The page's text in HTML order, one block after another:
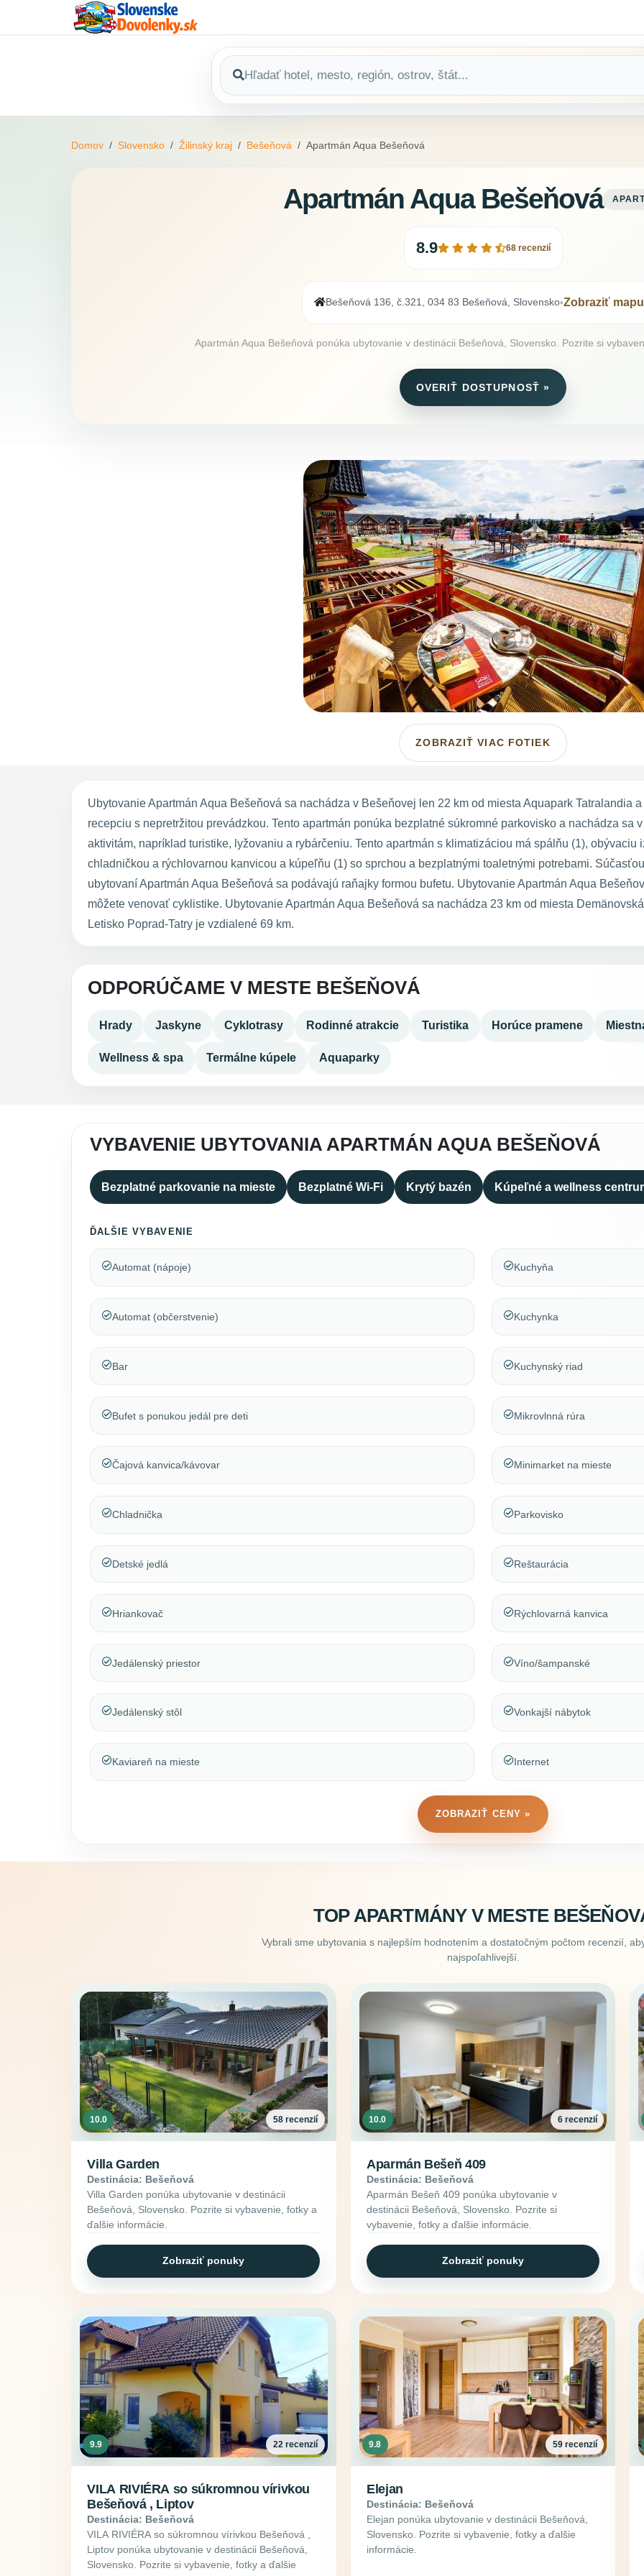
Domov Slovensko Žilinský kraj Bešeňová Apartmán Aqua Bešeňová
Apartmán Aqua Bešeňová
8.9 68 recenzií
Bešeňová 136, č.321, 034 83 Bešeňová, Slovensko•Zobraziť mapu
Apartmán Aqua Bešeňová ponúka ubytovanie v destinácii Bešeňová, Slovensko. Pozrite si
OVERIŤ DOSTUPNOSŤ »
ZOBRAZIŤ VIAC FOTIEK
Ubytovanie Apartmán Aqua Bešeňová sa nachádza v Bešeňovej len 22 km od miesta Aquapark Tatralandia
recepciu s nepretržitou prevádzkou. Tento apartmán ponúka bezplatné súkromné parkovisko a nachádza sa
aktivitám, napríklad turistike, lyžovaniu a rybárčeniu. Tento apartmán s klimatizáciou má spálňu (1), obývaciu
chladničkou a rýchlovarnou kanvicou a kúpeľňu (1) so sprchou a bezplatnými toaletnými potrebami.
ubytovaní Apartmán Aqua Bešeňová sa podávajú raňajky formou bufetu. Ubytovanie Apartmán Aqua
môžete venovať cyklistike. Ubytovanie Apartmán Aqua Bešeňová sa nachádza 23 km od miesta
Letisko Poprad-Tatry je vzdialené 69 km.
ODPORÚČAME V MESTE BEŠEŇOVÁ
Hrady Jaskyne Cyklotrasy Rodinné atrakcie Turistika Horúce pramene
Wellness & spa Termálne kúpele Aquaparky
VYBAVENIE UBYTOVANIA APARTMÁN AQUA BEŠEŇOVÁ
Bezplatné parkovanie na mieste Bezplatné Wi-Fi Krytý bazén Kúpeľné a wellness
ĎALŠIE VYBAVENIE
Automat (nápoje)
Automat (občerstvenie)
Bar
Bufet s ponukou jedál pre deti
Čajová kanvica/kávovar
Chladnička
Detské jedlá
Hriankovač
Jedálenský priestor
Jedálenský stôl
Kaviareň na mieste
Kuchyňa
Kuchynka
Kuchynský riad
Mikrovlnná rúra
Minimarket na mieste
Parkovisko
Reštaurácia
Rýchlovarná kanvica
Víno/šampanské
Vonkajší nábytok
Internet
ZOBRAZIŤ CENY »
TOP APARTMÁNY V MESTE
Vybrali sme ubytovania s najlepším hodnotením a dostatočným počtom recenzií,
najspoľahlivejší.
10.0 58 recenzií
Villa Garden
Destinácia: Bešeňová
Villa Garden ponúka ubytovanie v destinácii
Bešeňová, Slovensko. Pozrite si vybavenie, fotky a
ďalšie informácie.
Zobraziť ponuky
10.0 6 recenzií
Aparmán Bešeň 409
Destinácia: Bešeňová
Aparmán Bešeň 409 ponúka ubytovanie v
destinácii Bešeňová, Slovensko. Pozrite si
vybavenie, fotky a ďalšie informácie.
Zobraziť ponuky
9.9 22 recenzií
VILA RIVIÉRA so súkromnou vírivkou
Bešeňová , Liptov
Destinácia: Bešeňová
VILA RIVIÉRA so súkromnou vírivkou Bešeňová ,
Liptov ponúka ubytovanie v destinácii Bešeňová,
Slovensko. Pozrite si vybavenie, fotky a ďalšie
9.8 59 recenzií
Elejan
Destinácia: Bešeňová
Elejan ponúka ubytovanie v destinácii Bešeňová,
Slovensko. Pozrite si vybavenie, fotky a ďalšie
informácie.